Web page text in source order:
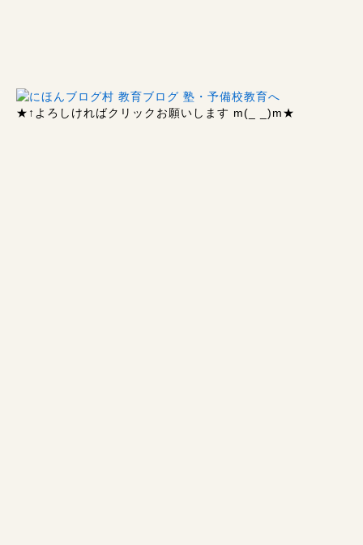
★↑ よろしければクリックお願いします m(_ _)m★